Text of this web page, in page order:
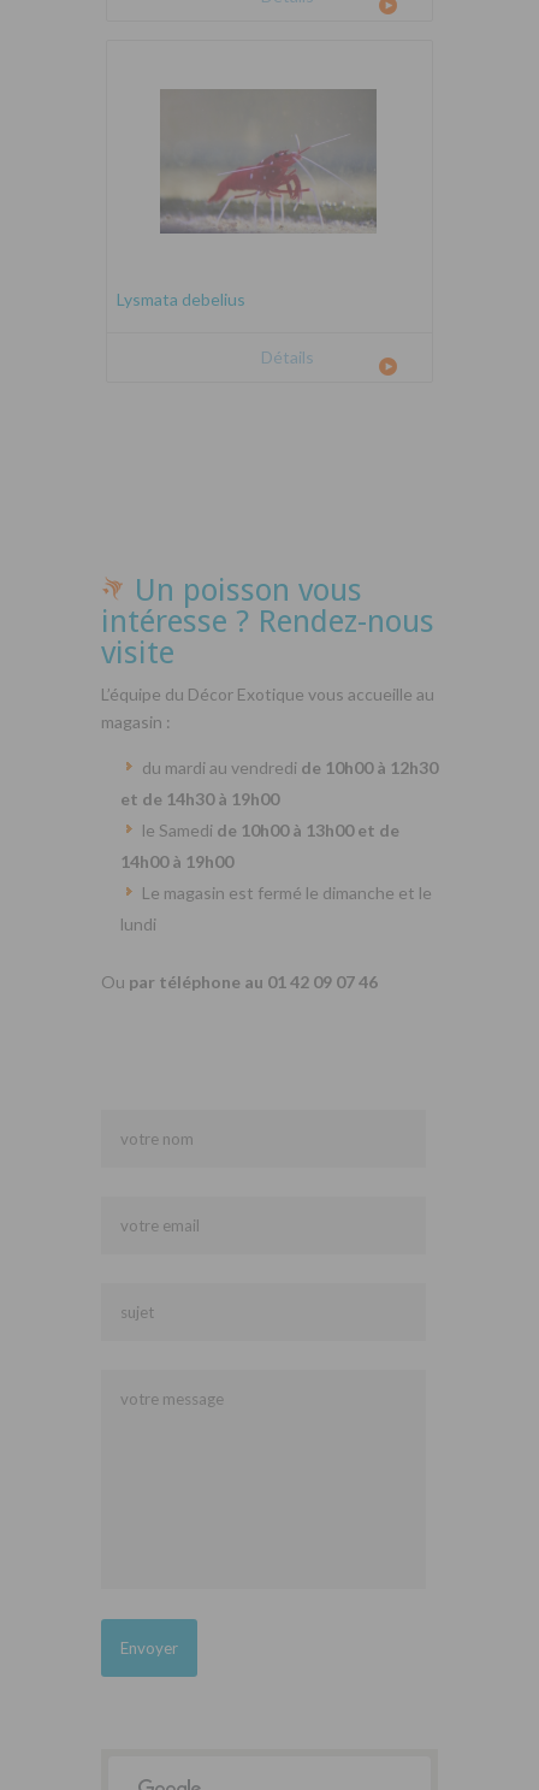
Lysmata debelius
Détails
Un poisson vous
intéresse ? Rendez-nous
visite
L’équipe du Décor Exotique vous accueille au
magasin :
du mardi au vendredi de 10h00 à 12h30
et de 14h30 à 19h00
le Samedi de 10h00 à 13h00 et de
14h00 à 19h00
Le magasin est fermé le dimanche et le
lundi
Ou par téléphone au 01 42 09 07 46